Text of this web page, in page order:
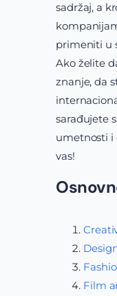
sadržaj, a
primeniti u
Ako želite
znanje, da
sarađujete
umetnosti i
vas!
Film